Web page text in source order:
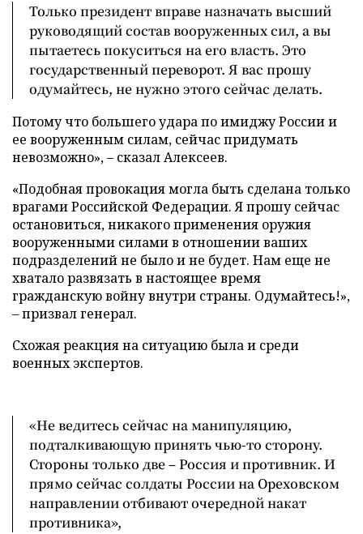
Только президент вправе назначать высший
руководящий состав вооруженных сил, а вы
пытаетесь покуситься на его власть. Это
государственный переворот. Я вас прошу
одумайтесь, не нужно этого сейчас делать.
Потому что большего удара по имиджу России и
ее вооруженным силам, сейчас придумать
невозможно», – сказал Алексеев.
«Подобная провокация могла быть сделана только
врагами Российской Федерации. Я прошу сейчас
остановиться, никакого применения оружия
вооруженными силами в отношении ваших
подразделений не было и не будет. Нам еще не
хватало развязать в настоящее время
гражданскую войну внутри страны. Одумайтесь!»,
– призвал генерал.
Схожая реакция на ситуацию была и среди
военных экспертов.
«Не ведитесь сейчас на манипуляцию,
подталкивающую принять чью-то сторону.
Стороны только две – Россия и противник. И
прямо сейчас солдаты России на Ореховском
направлении отбивают очередной накат
противника»,